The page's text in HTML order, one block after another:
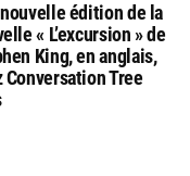
édition de la
« L’excursion » de
King, en anglais,
Conversation Tree